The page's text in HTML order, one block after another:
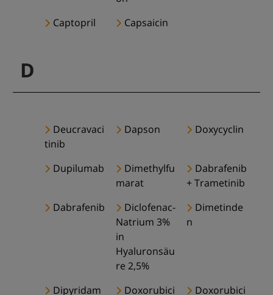
Captopril Capsaicin
D
Deucravaci
tinib
Dapson Doxycyclin
Dupilumab
Dimethylfu
marat
Dabrafenib
+ Trametinib
Dabrafenib
Diclofenac-
Natrium 3%
in
Hyaluronsäu
re 2,5%
Dimetinde
n
Dipyridam
Doxorubici
Doxorubici